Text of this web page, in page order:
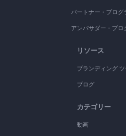
パートナー・プログ
アンバサダー・プロ
リソース
ブランディング
ブログ
カテゴリー
動画